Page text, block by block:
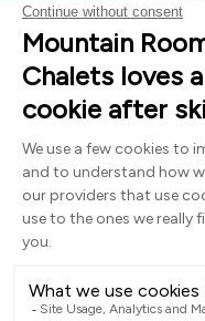
Mountain Rooms Trading
Registered address: 74
photography